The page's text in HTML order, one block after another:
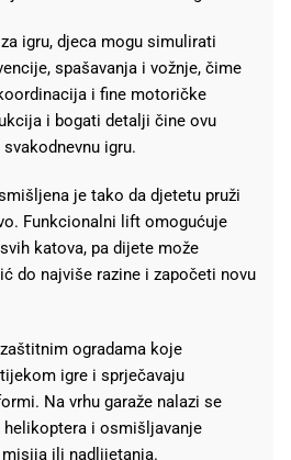
igru, djeca mogu simulirati
spašavanja i vožnje, čime
i fine motoričke
i bogati detalji čine ovu
igru.
je tako da djetetu pruži
Funkcionalni lift omogućuje
katova, pa dijete može
do najviše razine i započeti novu
ogradama koje
igre i sprječavaju
Na vrhu garaže nalazi se
i osmišljavanje
ili nadlijetanja.